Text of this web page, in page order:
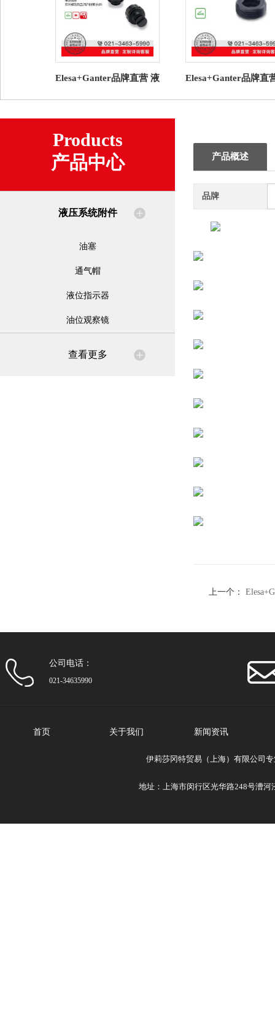
Elesa+Ganter品牌直营 液
科技聚合体（2）
Elesa+Ganter品牌直
器
Products
产品中心
液压系统附件
油塞
通气帽
液位指示器
油位观察镜
查看更多
产品概述
品牌
上一个：
公司电话：
021-34635990
首页 关于我们 新闻资讯
伊莉莎冈特贸易（上海）有限公司
地址：上海市闵行区光华路248号漕